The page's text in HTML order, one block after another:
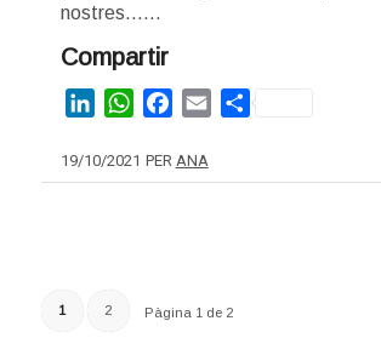
nostres……
Compartir
LinkedInWhatsAppFacebook
EmailShare
19/10/2021 PER ANA
Pàgina 1 de 2
1 2